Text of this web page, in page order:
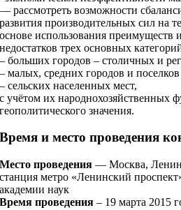
— рассмотреть возможности
развития производительных сил на
основе использования преимуществ
недостатков трех основных
– больших городов – столичных и
– малых, средних городов и поселков
– сельских населенных мест,
с учётом их народнохозяйственных
геополитического значения.
Время и место проведения
Место проведения — Москва,
станция метро «Ленинский
академии наук
Время проведения – 19 марта 2015